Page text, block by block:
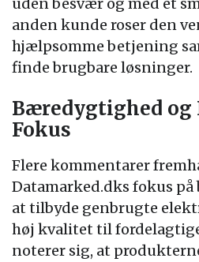
anden kunde roser den
hjælpsomme betjening
finde brugbare løsninger.
Bæredygtighed og
Fokus
Flere kommentarer
Datamarked.dks fokus
at tilbyde genbrugte
høj kvalitet til
noterer sig, at